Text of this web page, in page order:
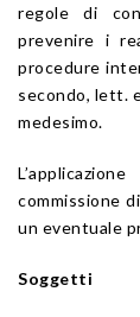
regole di
prevenire i
procedure
secondo, lett.
medesimo.
commissione
un eventuale
Soggetti